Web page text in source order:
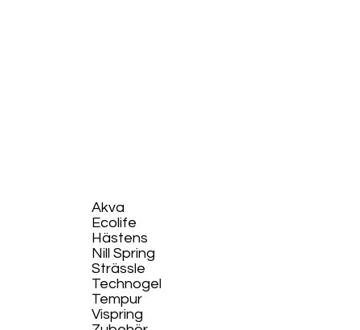
Akva
Ecolife​
Hästens
Nill Spring
Strässle
Technogel
Tempur
Vispring